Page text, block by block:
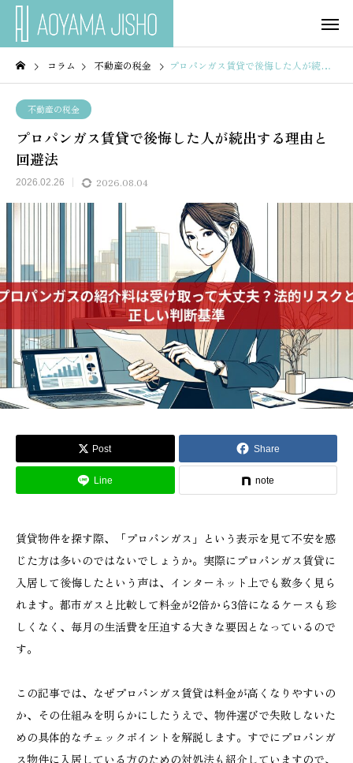
コラム 不動産の税金 プロパンガス賃貸で後悔した人が続出する理由と回避法
不動産の税金
プロパンガス賃貸で後悔した人が続出する理由と
回避法
2026.02.26 2026.08.04
Post Share
Line note
賃貸物件を探す際、「プロパンガス」という表示を見て不安を感
じた方は多いのではないでしょうか。実際にプロパンガス賃貸に
入居して後悔したという声は、インターネット上でも数多く見ら
れます。都市ガスと比較して料金が2倍から3倍になるケースも珍
しくなく、毎月の生活費を圧迫する大きな要因となっているので
す。
この記事では、なぜプロパンガス賃貸は料金が高くなりやすいの
か、その仕組みを明らかにしたうえで、物件選びで失敗しないた
めの具体的なチェックポイントを解説します。すでにプロパンガ
ス物件に入居している方のための対処法も紹介していますので、